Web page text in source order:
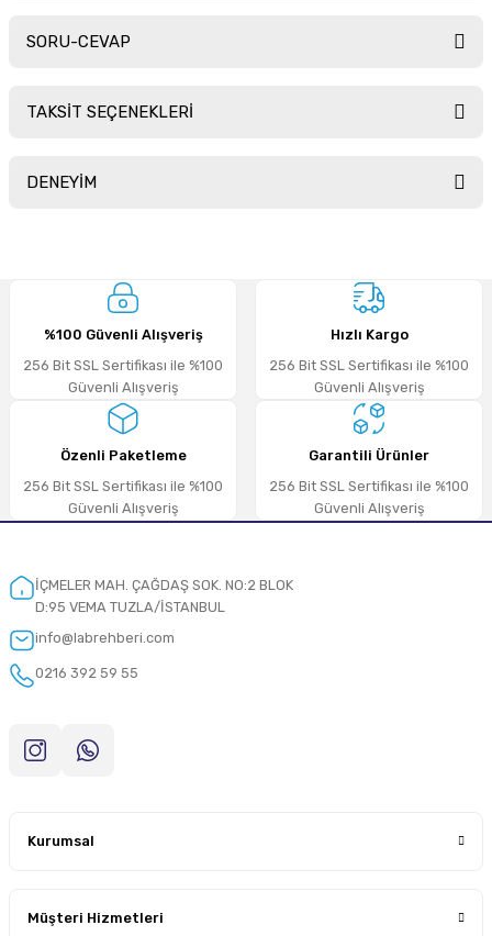
SORU-CEVAP
TAKSİT SEÇENEKLERİ
DENEYİM
Deneyimini Paylaş
%100 Güvenli Alışveriş
256 Bit SSL Sertifikası ile %100
Güvenli Alışveriş
Hızlı Kargo
256 Bit SSL Sertifikası ile %100
Güvenli Alışveriş
Özenli Paketleme
256 Bit SSL Sertifikası ile %100
Güvenli Alışveriş
Garantili Ürünler
256 Bit SSL Sertifikası ile %100
Güvenli Alışveriş
İÇMELER MAH. ÇAĞDAŞ SOK. NO:2 BLOK
D:95 VEMA TUZLA/İSTANBUL
info@labrehberi.com
0216 392 59 55
Kurumsal
Müşteri Hizmetleri